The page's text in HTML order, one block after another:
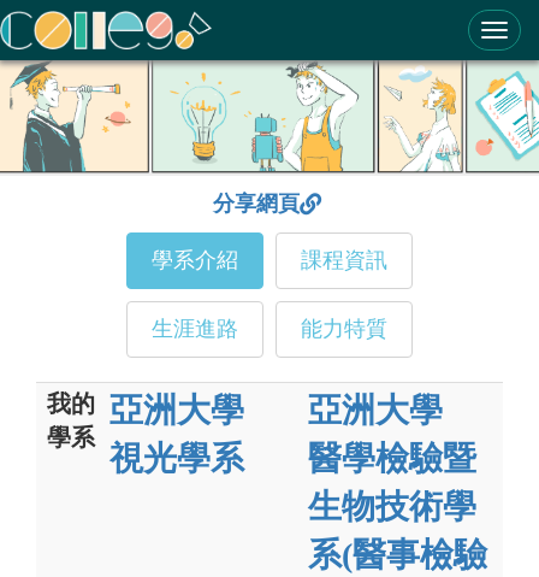
ColleGo! 大學選才與高中育才輔助系統
分享網頁
學系介紹 課程資訊
生涯進路 能力特質
我的
學系
亞洲大學
視光學系
亞洲大學
醫學檢驗暨
生物技術學
系(醫事檢驗